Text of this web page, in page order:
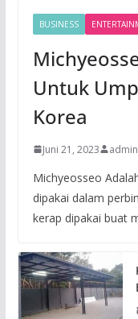
BUSINESS
Untuk
Korea
Juni 21, 2023 admin
Michyeosseo
dipakai dalam
kerap dipakai buat